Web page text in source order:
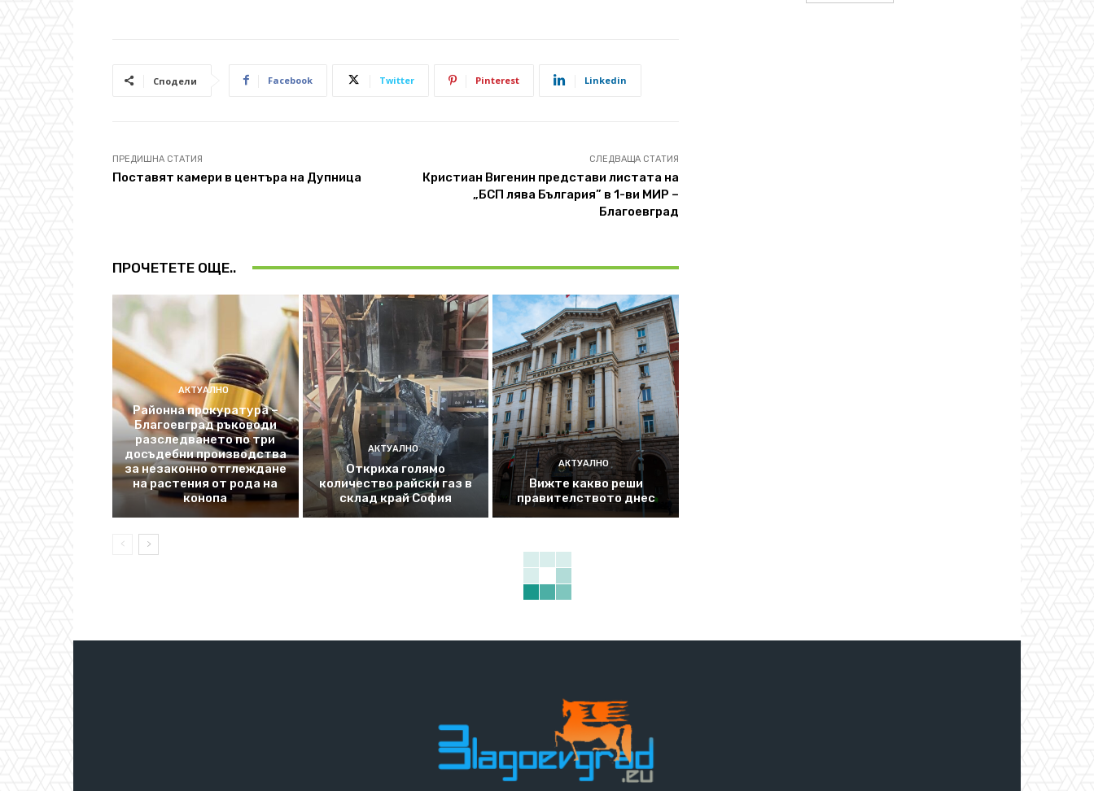
Сподели Facebook Twitter Pinterest Linkedin
ПРЕДИШНА СТАТИЯ
Поставят камери в центъра на Дупница
СЛЕДВАЩА СТАТИЯ
Кристиан Вигенин представи листата на
„БСП лява България” в 1-ви МИР –
Благоевград
ПРОЧЕТЕТЕ ОЩЕ..
АКТУАЛНО
Районна прокуратура –
Благоевград ръководи
разследването по три
досъдебни производства
за незаконно отглеждане
на растения от рода на
конопа
АКТУАЛНО
Откриха голямо
количество райски газ в
склад край София
АКТУАЛНО
Вижте какво реши
правителството днес